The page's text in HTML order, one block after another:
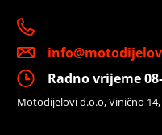
Radno vrijeme
Motodijelovi d.o.o, Vinično 14,